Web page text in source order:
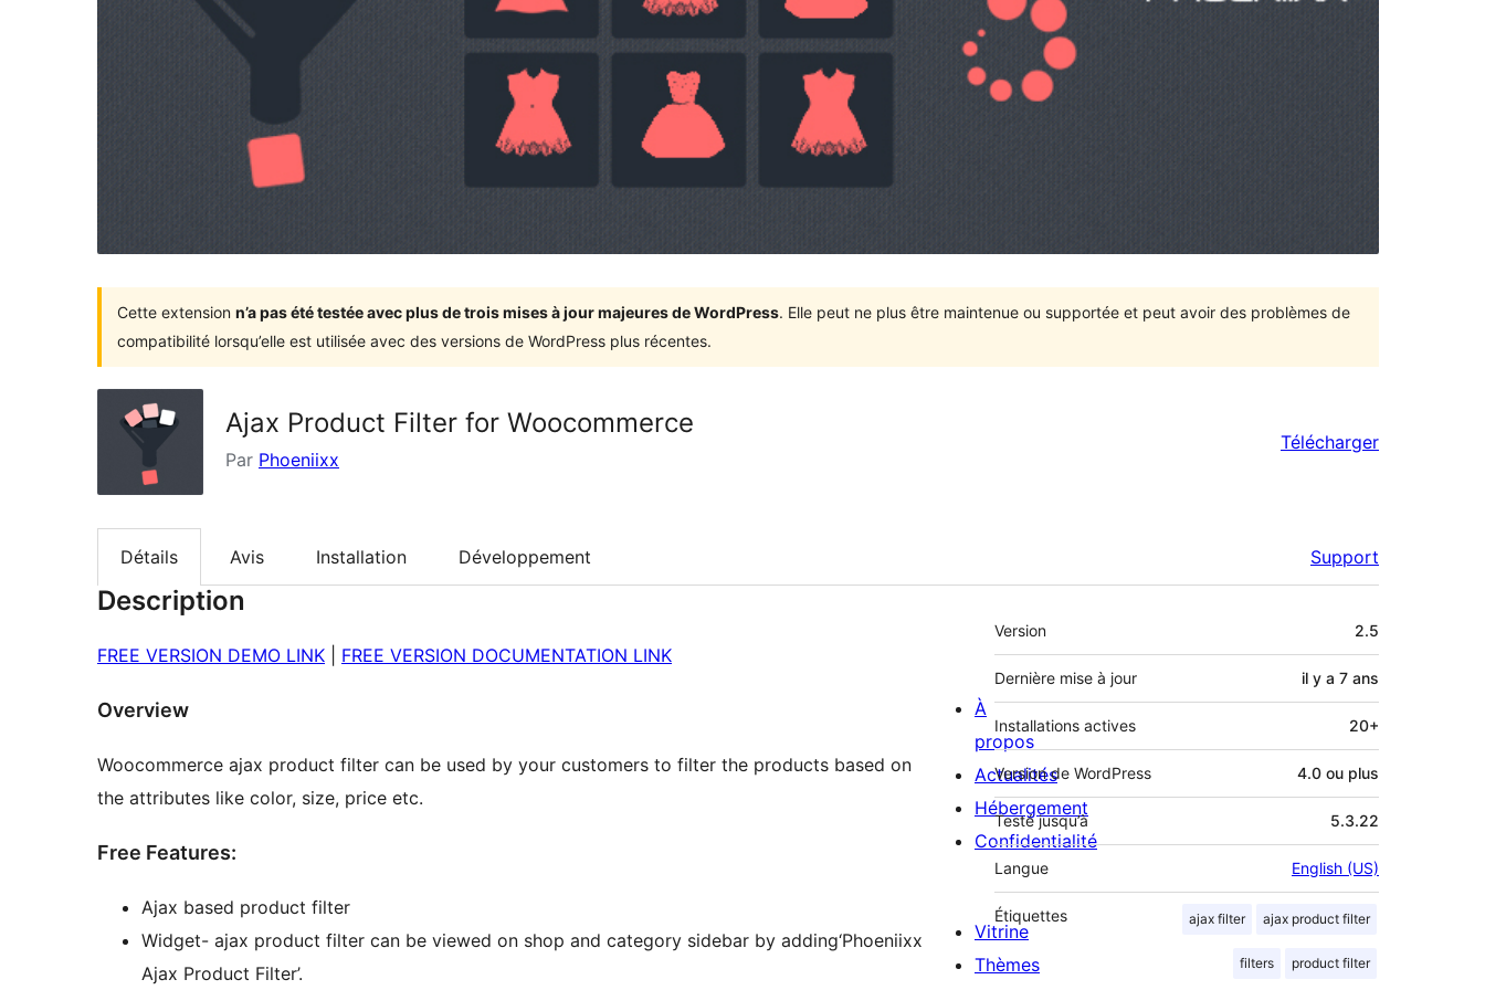
Cette extension n’a pas été testée avec plus de trois mises à jour majeures de WordPress. Elle peut ne plus être maintenue ou supportée et peut avoir des problèmes de
compatibilité lorsqu’elle est utilisée avec des versions de WordPress plus récentes.
Ajax Product Filter for Woocommerce
Par Phoeniixx
Télécharger
Détails Avis Installation Développement Support
Description
FREE VERSION DEMO LINK FREE VERSION DOCUMENTATION LINK
Overview
Woocommerce ajax product filter can be used by your customers to filter the products based on
the attributes like color, size, price etc.
Free Features:
Ajax based product filter
Widget- ajax product filter can be viewed on shop and category sidebar by adding‘Phoeniixx
Ajax Product Filter’.
Méta
Version 2.5
Dernière mise à jour il y a 7 ans
Installations actives 20+
Version de WordPress 4.0 ou plus
Testé jusqu’à 5.3.22
Langue English (US)
Étiquettes ajax filter ajax product filter
filters product filter
À
propos
Actualités
Hébergement
Confidentialité
Vitrine
Thèmes